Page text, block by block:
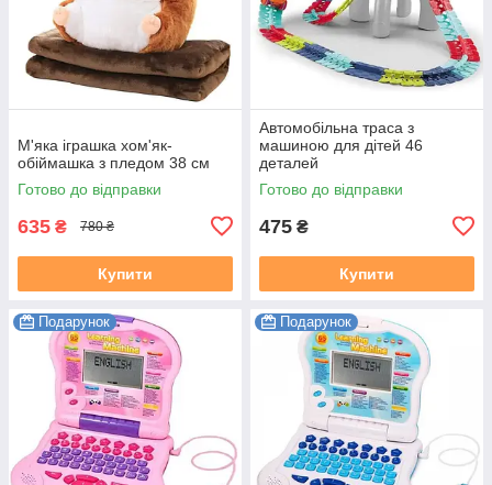
М'яка іграшка хом'як-
обіймашка з пледом 38 см
Готово до відправки
635 ₴ 780 ₴
Купити
Автомобільна траса з
машиною для дітей 46
деталей
Готово до відправки
475 ₴
Купити
Подарунок Подарунок